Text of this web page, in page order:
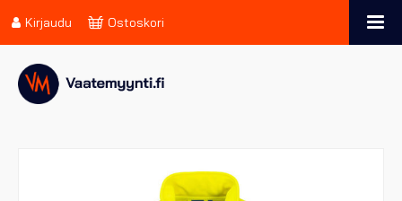
Kirjaudu Ostoskori